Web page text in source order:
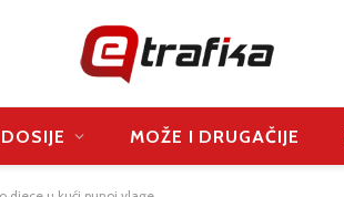
DOSIJE MOŽE I DRUGAČIJE